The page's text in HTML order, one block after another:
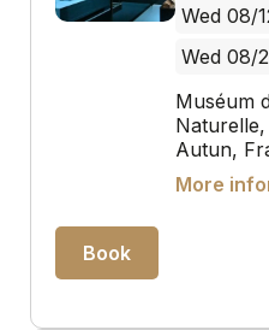
Wed 08/
Wed 08/
Muséum
Autun,
More
Book